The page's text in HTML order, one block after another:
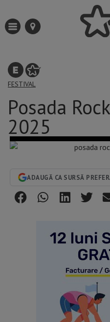
FESTIVAL
Posada
2025
ADAUGĂ CA SURSĂ